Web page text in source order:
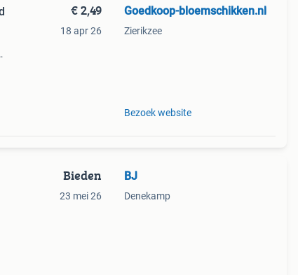
€ 2,49
18 apr 26
Goedkoop-bloemschikken.nl
Zierikzee
Bezoek website
Bieden
23 mei 26
BJ
Denekamp